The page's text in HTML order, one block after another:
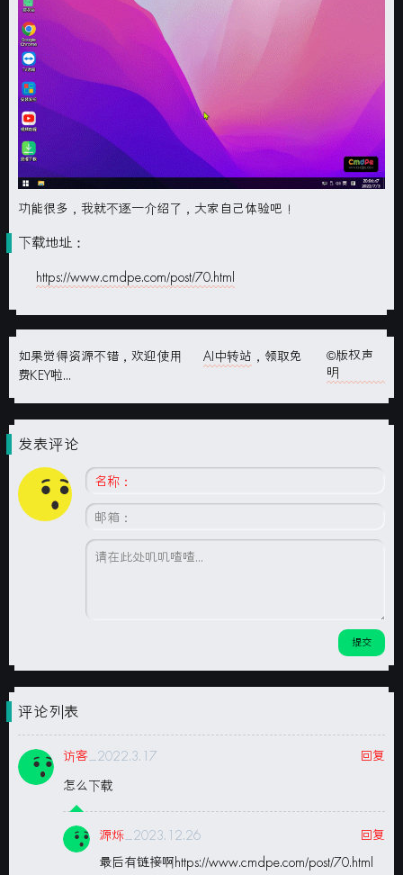
功能很多，我就不逐一介绍了，大家自己体验吧！
下载地址：
https://www.cmdpe.com/post/70.html
如果觉得资源不错，欢迎使用 AI中转站 ，领取免
费KEY啦...
©版权声
明
发表评论
评论列表
访客_2022.3.17
回复
怎么下载
源烁_2023.12.26
回复
最后有链接啊https://www.cmdpe.com/post/70.html